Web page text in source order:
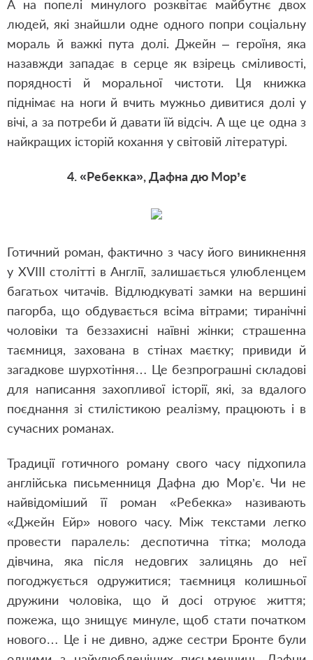
А на попелі минулого розквітає майбутнє двох
людей, які знайшли одне одного попри соціальну
мораль й важкі пута долі. Джейн – героїня, яка
назавжди западає в серце як взірець сміливості,
порядності й моральної чистоти. Ця книжка
піднімає на ноги й вчить мужньо дивитися долі у
вічі, а за потреби й давати їй відсіч. А ще це одна з
найкращих історій кохання у світовій літературі.
4. «Ребекка», Дафна дю Мор’є
Готичний роман, фактично з часу його виникнення
у XVIII столітті в Англії, залишається улюбленцем
багатьох читачів. Відлюдкуваті замки на вершині
пагорба, що обдувається всіма вітрами; тиранічні
чоловіки та беззахисні наївні жінки; страшенна
таємниця, захована в стінах маєтку; привиди й
загадкове шурхотіння… Це безпрограшні складові
для написання захопливої історії, які, за вдалого
поєднання зі стилістикою реалізму, працюють і в
сучасних романах.
Традиції готичного роману свого часу підхопила
англійська письменниця Дафна дю Мор’є. Чи не
найвідоміший її роман «Ребекка» називають
«Джейн Ейр» нового часу. Між текстами легко
провести паралель: деспотична тітка; молода
дівчина, яка після недовгих залицянь до неї
погоджується одружитися; таємниця колишньої
дружини чоловіка, що й досі отруює життя;
пожежа, що знищує минуле, щоб стати початком
нового… Це і не дивно, адже сестри Бронте були